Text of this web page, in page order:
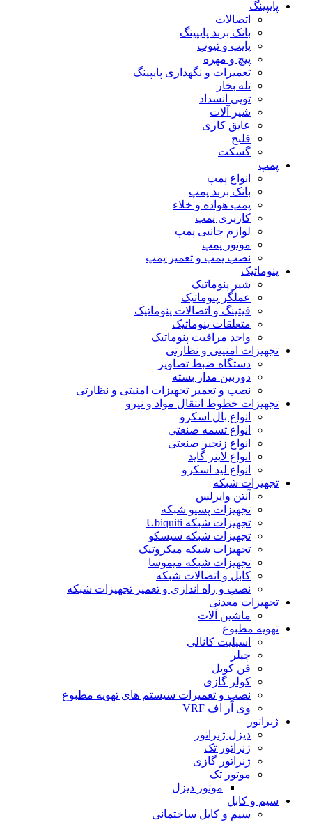
پایپینگ
اتصالات
بانک برند پایپینگ
پایپ و تیوب
پیچ و مهره
تعمیرات و نگهداری پایپینگ
تله بخار
توپی انسداد
شیر آلات
عایق کاری
فلنج
گسکت
پمپ
انواع پمپ
بانک برند پمپ
پمپ هواده و خلاء
کاربری پمپ
لوازم جانبی پمپ
موتور پمپ
نصب پمپ و تعمیر پمپ
پنوماتیک
شیر پنوماتیک
عملگر پنوماتیک
فیتینگ و اتصالات پنوماتیک
متعلقات پنوماتیک
واحد مراقبت پنوماتیک
تجهیزات امنیتی و نظارتی
دستگاه ضبط تصاویر
دوربین مدار بسته
نصب و تعمیر تجهیزات امنیتی و نظارتی
تجهیزات خطوط انتقال مواد و نیرو
انواع بال اسکرو
انواع تسمه صنعتی
انواع زنجیر صنعتی
انواع لاینر گاید
انواع لید اسکرو
تجهیزات شبکه
آنتن وایرلس
تجهیزات پسیو شبکه
تجهیزات شبکه Ubiquiti
تجهیزات شبکه سیسکو
تجهیزات شبکه میکروتیک
تجهیزات شبکه میموسا
کابل و اتصالات شبکه
نصب و راه اندازی و تعمیر تجهیزات شبکه
تجهیزات معدنی
ماشین آلات
تهویه مطبوع
اسپلیت کانالی
چیلر
فن کویل
کولر گازی
نصب و تعمیرات سیستم های تهویه مطبوع
وی آر اف VRF
ژنراتور
دیزل ژنراتور
ژنراتور تک
ژنراتور گازی
موتور تک
موتور دیزل
سیم و کابل
سیم و کابل ساختمانی